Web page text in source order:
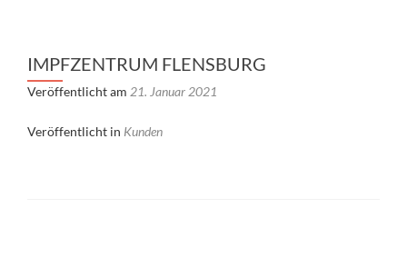
IMPFZENTRUM FLENSBURG
Veröffentlicht am 21. Januar 2021
Veröffentlicht in Kunden